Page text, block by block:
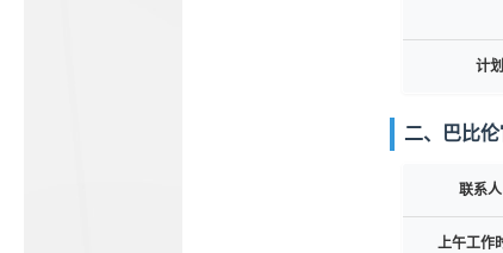
计
二、巴比
联系人
上午工作